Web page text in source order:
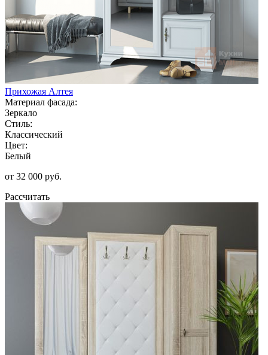
Прихожая Алтея
Материал фасада:
Зеркало
Стиль:
Классический
Цвет:
Белый
от 32 000 руб.
Рассчитать